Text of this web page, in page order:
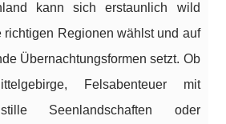
kann sich erstaunlich wild
Regionen wählst und auf
Übernachtungsformen setzt. Ob
Felsabenteuer mit
Seenlandschaften oder